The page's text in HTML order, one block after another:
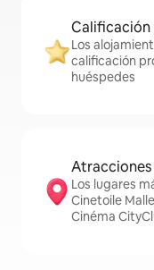
Calificación
Los
calificación
huéspedes
Atracciones
Los lugares
Cinetoile
Cinéma